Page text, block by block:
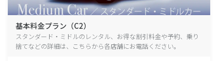
基本料金プラン（C2）
スタンダード・ミドルのレンタル、お得な割引料金や予約、乗り
捨てなどの詳細は、こちらから各店舗にお電話ください。